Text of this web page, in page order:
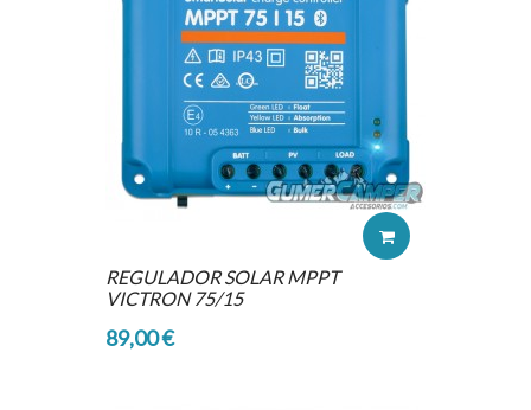
REGULADOR SOLAR MPPT
VICTRON 75/15
89,00 €